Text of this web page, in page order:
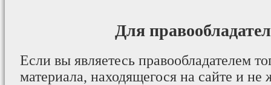
Для
Если вы являетесь правообладателем
материала, находящегося на сайте и не